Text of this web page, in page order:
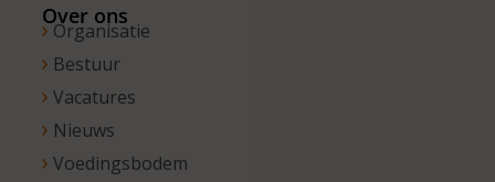
Over ons
Organisatie
Bestuur
Vacatures
Nieuws
Voedingsbodem